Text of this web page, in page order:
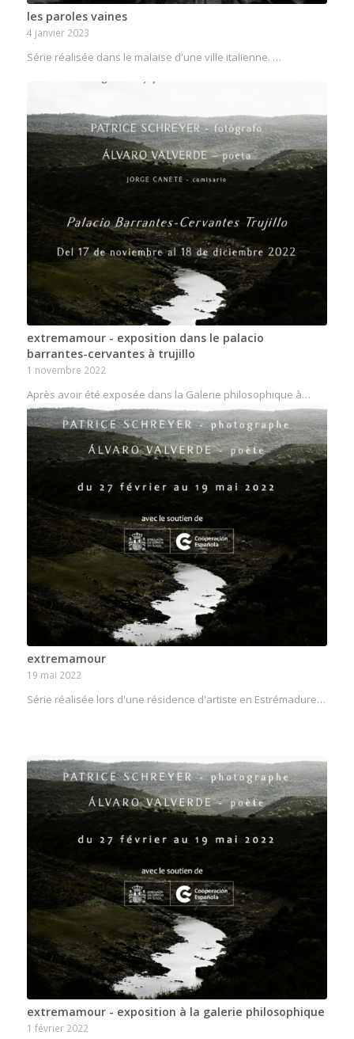
les paroles vaines
4 janvier 2023
Série réalisée dans le malaise d'une ville italienne. …
extremamour - exposition dans le palacio
barrantes-cervantes à trujillo
1 novembre 2022
Après avoir été exposée dans la Galerie philosophique à…
extremamour
19 mai 2022
Série réalisée lors d'une résidence d'artiste en Estrémadure…
extremamour - exposition à la galerie philosophique
1 février 2022